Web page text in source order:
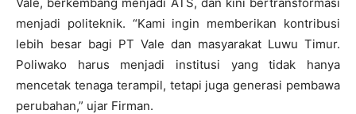
menjadi politeknik. “Kami ingin memberikan kontribusi
lebih besar bagi PT Vale dan masyarakat Luwu Timur.
Poliwako harus menjadi institusi yang tidak hanya
mencetak tenaga terampil, tetapi juga generasi pembawa
perubahan,” ujar Firman.